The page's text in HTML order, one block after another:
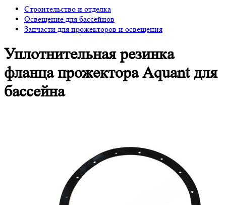
Строительство и отделка
Освещение для бассейнов
Запчасти для прожекторов и освещения
Уплотнительная резинка
фланца прожектора Aquant для
бассейна